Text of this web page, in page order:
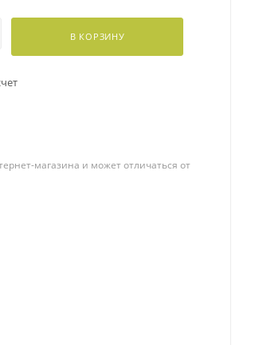
В КОРЗИНУ
магазина и может отличаться от